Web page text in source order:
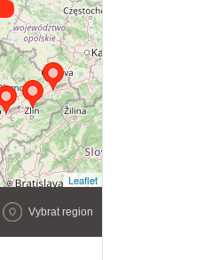
Leaflet
Vybrat region